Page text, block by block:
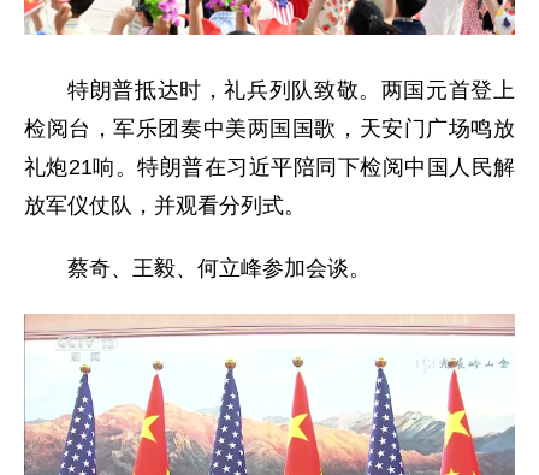
特朗普抵达时，礼兵列队致敬。两国元首登上
检阅台，军乐团奏中美两国国歌，天安门广场鸣放
礼炮21响。特朗普在习近平陪同下检阅中国人民解
放军仪仗队，并观看分列式。
蔡奇、王毅、何立峰参加会谈。